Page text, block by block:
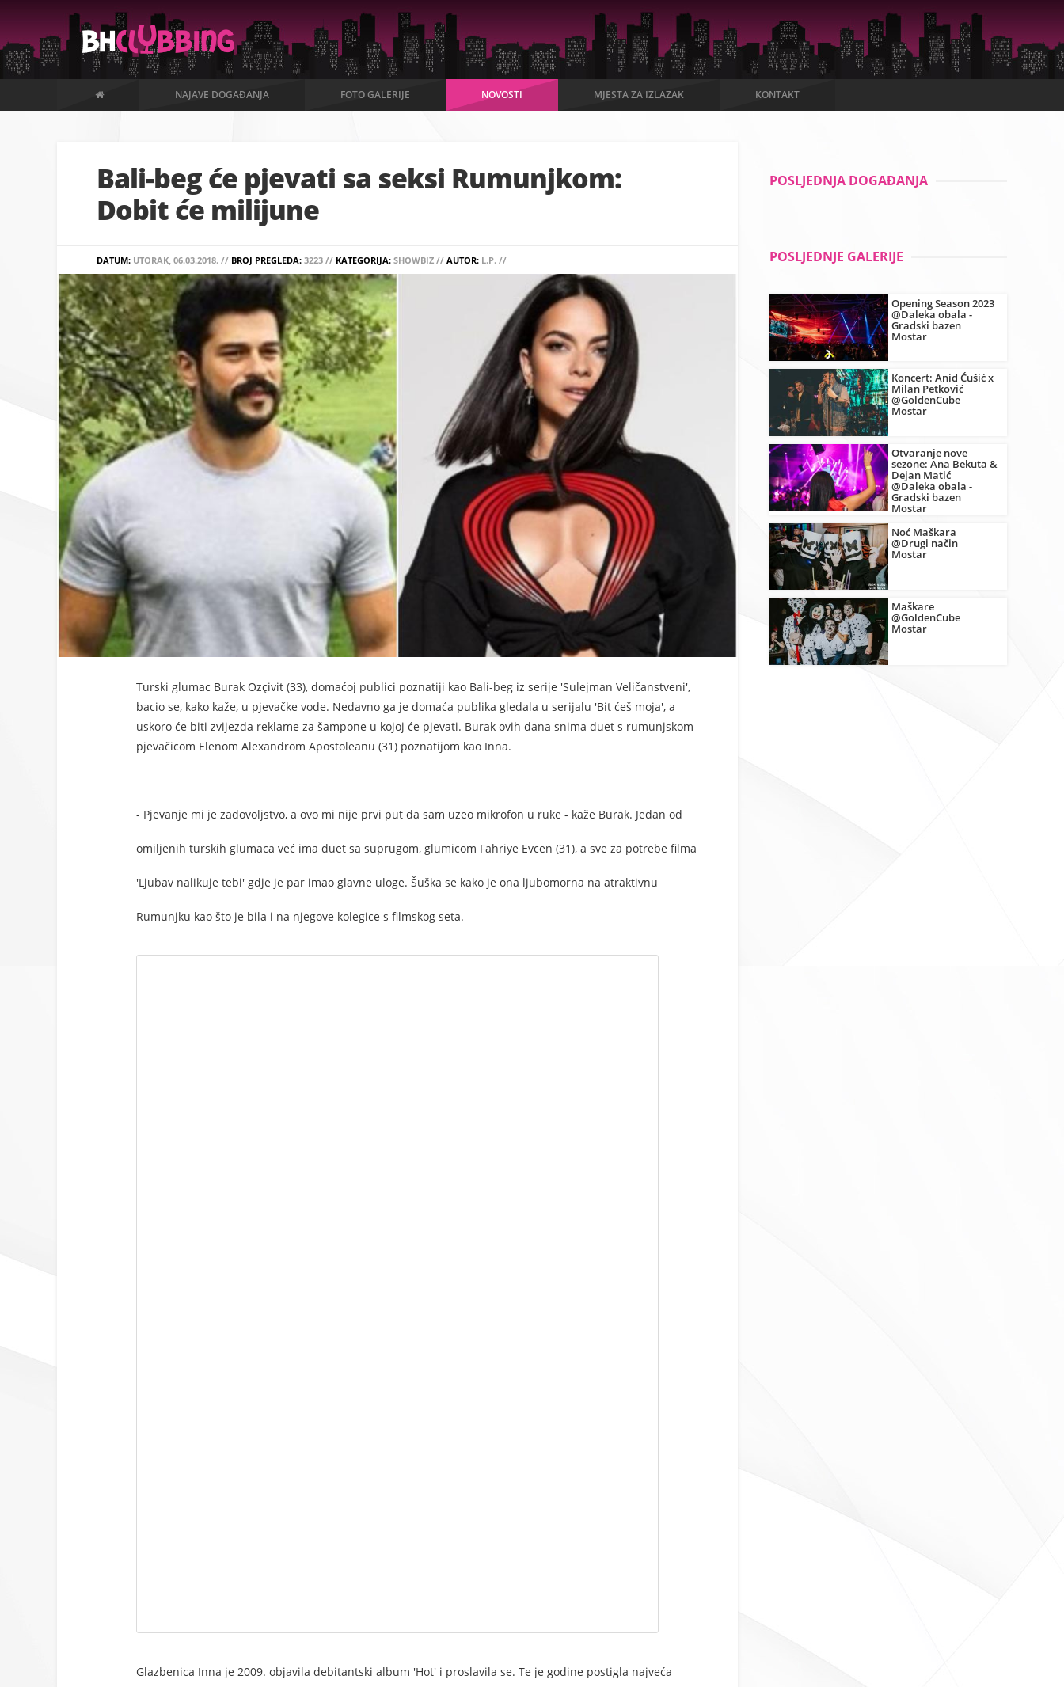
NAJAVE DOGAĐANJA FOTO GALERIJE NOVOSTI MJESTA ZA IZLAZAK KONTAKT
Bali-beg će pjevati sa seksi Rumunjkom:
Dobit će milijune
DATUM: UTORAK, 06.03.2018. // BROJ PREGLEDA: 3223 // KATEGORIJA: SHOWBIZ // AUTOR: L.P. //
Turski glumac Burak Özçivit (33), domaćoj publici poznatiji kao Bali-beg iz serije 'Sulejman Veličanstveni',
bacio se, kako kaže, u pjevačke vode. Nedavno ga je domaća publika gledala u serijalu 'Bit ćeš moja', a
uskoro će biti zvijezda reklame za šampone u kojoj će pjevati. Burak ovih dana snima duet s rumunjskom
pjevačicom Elenom Alexandrom Apostoleanu (31) poznatijom kao Inna.
- Pjevanje mi je zadovoljstvo, a ovo mi nije prvi put da sam uzeo mikrofon u ruke - kaže Burak. Jedan od
omiljenih turskih glumaca već ima duet sa suprugom, glumicom Fahriye Evcen (31), a sve za potrebe filma
'Ljubav nalikuje tebi' gdje je par imao glavne uloge. Šuška se kako je ona ljubomorna na atraktivnu
Rumunjku kao što je bila i na njegove kolegice s filmskog seta.
Glazbenica Inna je 2009. objavila debitantski album 'Hot' i proslavila se. Te je godine postigla najveća
POSLJEDNJA DOGAĐANJA
POSLJEDNJE GALERIJE
Opening Season 2023
@Daleka obala -
Gradski bazen
Mostar
Koncert: Anid Ćušić x
Milan Petković
@GoldenCube
Mostar
Otvaranje nove
sezone: Ana Bekuta &
Dejan Matić
@Daleka obala -
Gradski bazen
Mostar
Noć Maškara
@Drugi način
Mostar
Maškare
@GoldenCube
Mostar